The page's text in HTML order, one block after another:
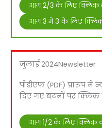
भाग 2/3 के लिए क्लिक
भाग 3 में 3 के लिए
जुलाई 2024Newsletter
पीडीएफ (PDF) प्रारूप
दिए गए बटनों पर क्लिक
भाग 1/2 के लिए क्लिक